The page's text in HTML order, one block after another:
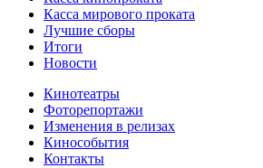
Касса мирового проката
Лучшие сборы
Итоги
Новости
Кинотеатры
Фоторепортажи
Изменения в релизах
Кинособытия
Контакты